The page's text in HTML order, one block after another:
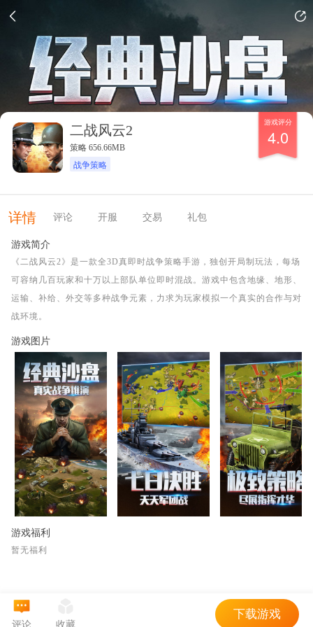
二战风云2
策略 656.66MB
战争策略
游戏评分
4.0
详情 评论 开服 交易 礼包
游戏简介
《二战风云2》是一款全3D真即时战争策略手游，独创开局制玩法，每场
可容纳几百玩家和十万以上部队单位即时混战。游戏中包含地缘、地形、
运输、补给、外交等多种战争元素，力求为玩家模拟一个真实的合作与对
战环境。
游戏图片
游戏福利
暂无福利
评论 收藏
下载游戏